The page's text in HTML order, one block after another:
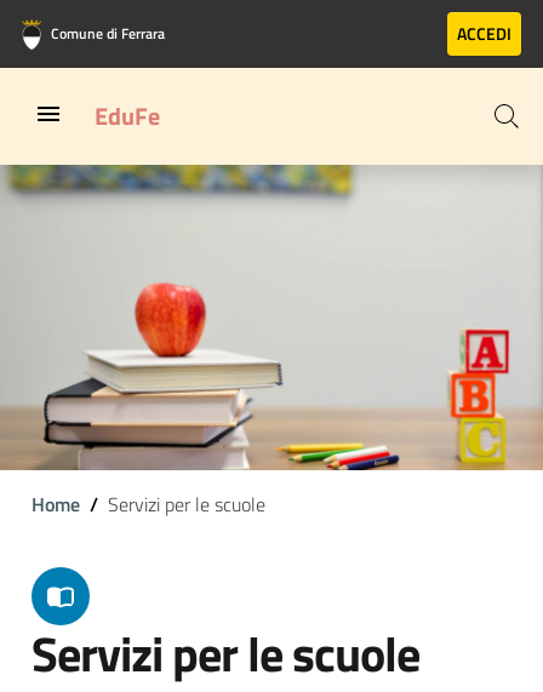
Vai al contenuto principale
Vai al footer
Comune di Ferrara ACCEDI
EduFe
Home Servizi per le scuole
Servizi per le scuole